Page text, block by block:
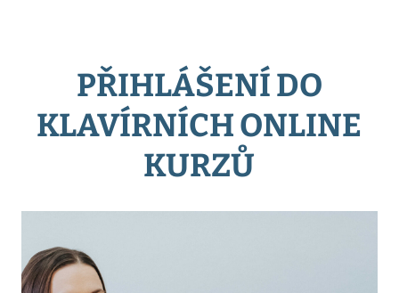
PŘIHLÁŠENÍ DO
KLAVÍRNÍCH ONLINE
KURZŮ